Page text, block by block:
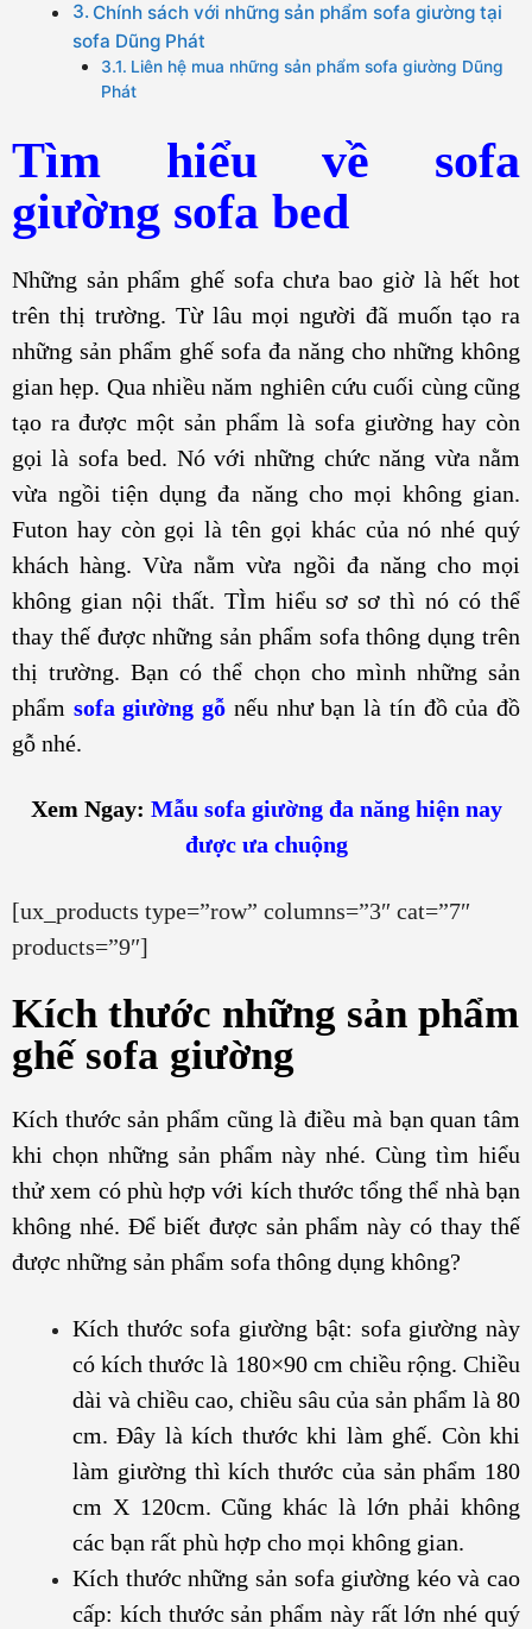
Chính sách với những sản phẩm sofa giường tại
sofa Dũng Phát
Liên hệ mua những sản phẩm sofa giường Dũng
Phát
Tìm hiểu về sofa
giường sofa bed
Những sản phẩm ghế sofa chưa bao giờ là hết hot
trên thị trường. Từ lâu mọi người đã muốn tạo ra
những sản phẩm ghế sofa đa năng cho những không
gian hẹp. Qua nhiều năm nghiên cứu cuối cùng cũng
tạo ra được một sản phẩm là sofa giường hay còn
gọi là sofa bed. Nó với những chức năng vừa nằm
vừa ngồi tiện dụng đa năng cho mọi không gian.
Futon hay còn gọi là tên gọi khác của nó nhé quý
khách hàng. Vừa nằm vừa ngồi đa năng cho mọi
không gian nội thất. TÌm hiểu sơ sơ thì nó có thể
thay thế được những sản phẩm sofa thông dụng trên
thị trường. Bạn có thể chọn cho mình những sản
phẩm sofa giường gỗ nếu như bạn là tín đồ của đồ
gỗ nhé.
Xem Ngay: Mẫu sofa giường đa năng hiện nay
được ưa chuộng
[ux_products type=”row” columns=”3″ cat=”7″
products=”9″]
Kích thước những sản phẩm
ghế sofa giường
Kích thước sản phẩm cũng là điều mà bạn quan tâm
khi chọn những sản phẩm này nhé. Cùng tìm hiểu
thử xem có phù hợp với kích thước tổng thể nhà bạn
không nhé. Để biết được sản phẩm này có thay thế
được những sản phẩm sofa thông dụng không?
Kích thước sofa giường bật: sofa giường này
có kích thước là 180×90 cm chiều rộng. Chiều
dài và chiều cao, chiều sâu của sản phẩm là 80
cm. Đây là kích thước khi làm ghế. Còn khi
làm giường thì kích thước của sản phẩm 180
cm X 120cm. Cũng khác là lớn phải không
các bạn rất phù hợp cho mọi không gian.
Kích thước những sản sofa giường kéo và cao
cấp: kích thước sản phẩm này rất lớn nhé quý